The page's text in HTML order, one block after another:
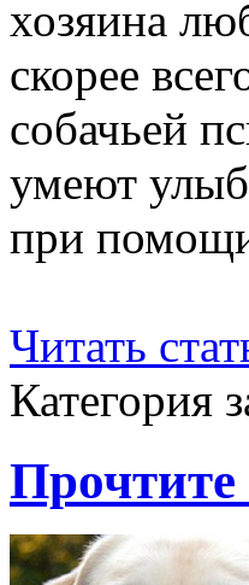
хозяина
скорее
собачьей
умеют
при
Читать
Категория